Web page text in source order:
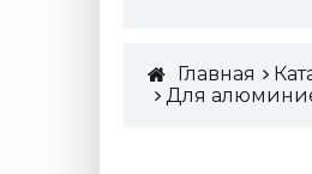
Главная
Для